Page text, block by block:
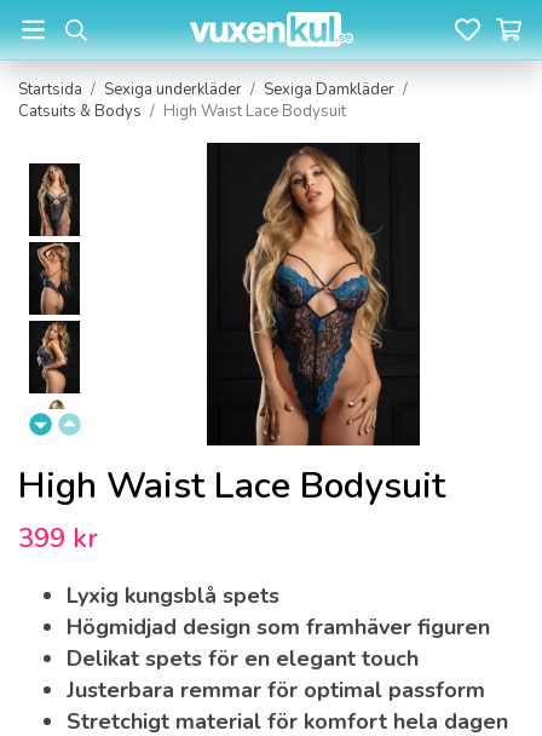
Startsida / Sexiga underkläder / Sexiga Damkläder /
Catsuits & Bodys / High Waist Lace Bodysuit
High Waist Lace Bodysuit
399 kr
Lyxig kungsblå spets
Högmidjad design som framhäver figuren
Delikat spets för en elegant touch
Justerbara remmar för optimal passform
Stretchigt material för komfort hela dagen